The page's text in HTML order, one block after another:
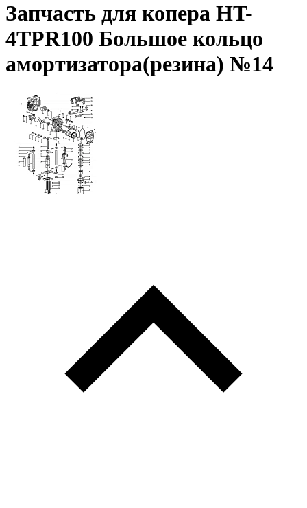
Запчасть для копера HT-
4TPR100 Большое кольцо
амортизатора(резина) №14